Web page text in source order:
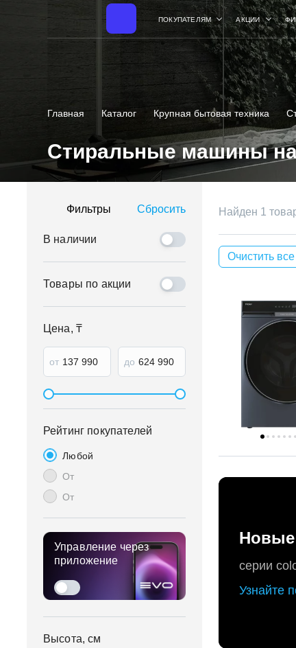
ПОКУПАТЕЛЯМ АКЦИИ
Главная Каталог Крупная бытовая техника
Стиральные машины на
Фильтры Сбросить
В наличии
Товары по акции
Цена, ₸
от до
Рейтинг покупателей
Любой
От
От
Управление через
приложение
Высота, см
Найден 1
Очистить все
серии
Узнайте